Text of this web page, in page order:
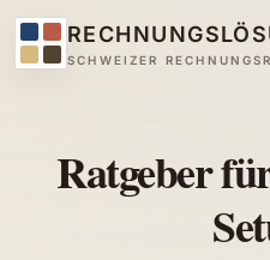
SCHWEIZER
Ratgeber